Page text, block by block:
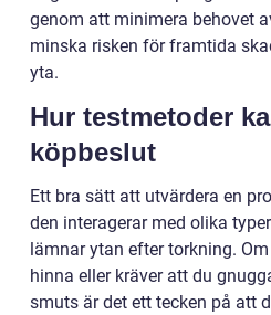
genom att minimera behovet
minska risken för framtida
yta.
Hur testmetoder
köpbeslut
Ett bra sätt att utvärdera en
den interagerar med olika
lämnar ytan efter torkning.
hinna eller kräver att du
smuts är det ett tecken på att